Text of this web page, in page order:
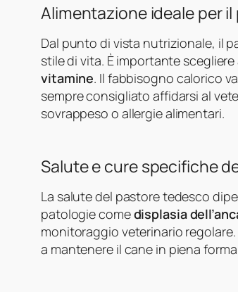
Alimentazione ideale per
Dal punto di vista nutrizionale, il
stile di vita. È importante
vitamine. Il fabbisogno calorico
sempre consigliato affidarsi al
sovrappeso o allergie alimentari.
Salute e cure specifiche
La salute del pastore tedesco
patologie comedisplasia
monitoraggio veterinario
a mantenere il cane in piena